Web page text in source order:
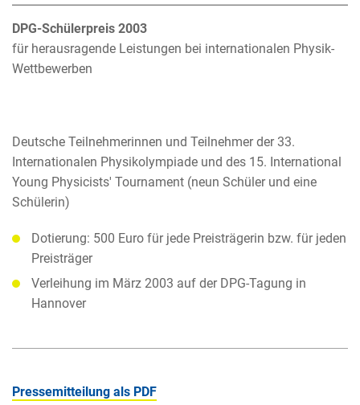
DPG-Schülerpreis 2003
für herausragende Leistungen bei internationalen Physik-
Wettbewerben
Deutsche Teilnehmerinnen und Teilnehmer der 33.
Internationalen Physikolympiade und des 15. International
Young Physicists' Tournament (neun Schüler und eine
Schülerin)
Dotierung: 500 Euro für jede Preisträgerin bzw. für jeden
Preisträger
Verleihung im März 2003 auf der DPG-Tagung in
Hannover
Pressemitteilung als PDF